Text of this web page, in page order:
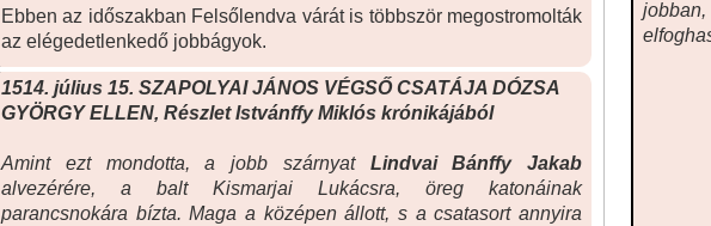
Ebben az időszakban Felsőlendva várát is többször megostromolták
az elégedetlenkedő jobbágyok.
1514. július 15. SZAPOLYAI JÁNOS VÉGSŐ CSATÁJA DÓZSA
GYÖRGY ELLEN, Részlet Istvánffy Miklós krónikájából
Amint ezt mondotta, a jobb szárnyat Lindvai Bánffy Jakab
alvezérére, a balt Kismarjai Lukácsra, öreg katonáinak
parancsnokára bízta. Maga a középen állott, s a csatasort annyira